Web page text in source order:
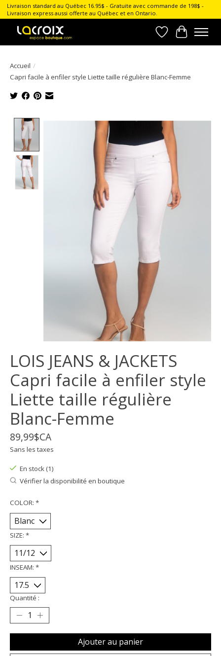
Livraison standard au Québec 16.95$ - Gratuite avec commande de 198$ -
Livraison express aussi offerte au Québec et en Ontario.
Liste dePanier
Accueil /
Capri facile à enfiler style Liette taille régulière Blanc-Femme
Product image slideshow Items
LOIS JEANS & JACKETS
Capri facile à enfiler style
Liette taille régulière
Blanc-Femme
89,99$CA
Sans les taxes
En stock (1)
Vérifier la disponibilité en boutique
COLOR: *
SIZE: *
INSEAM: *
Quantité :
Ajouter au panier